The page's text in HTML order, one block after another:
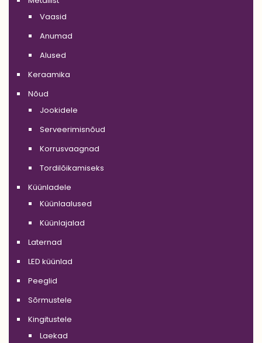
Vaasid
Anumad
Alused
Keraamika
Nõud
Jookidele
Serveerimisnõud
Korrusvaagnad
Tordilõikamiseks
Küünladele
Küünlaalused
Küünlajalad
Laternad
LED küünlad
Peeglid
Sõrmustele
Kingitustele
Laekad